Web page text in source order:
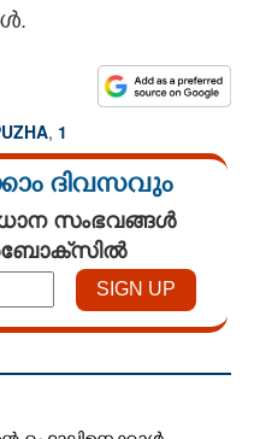
, 1
ദിവസവും
സംഭവങ്ങൾ